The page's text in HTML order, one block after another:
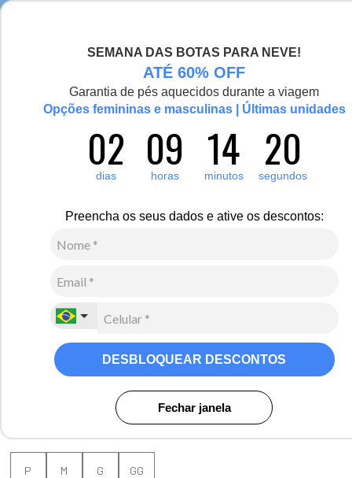
SEMANA DAS BOTAS PARA NEVE!
ATÉ 60% OFF
Garantia de pés aquecidos durante a viagem
Opções femininas e masculinas | Últimas unidades
02
dias 09
horas 14
minutos 20
segundos
Preencha os seus dados e ative os descontos:
DESBLOQUEAR DESCONTOS
Fechar janela
Vídeo
Acessórios Protetor de Orelha
Avaliações
para o frio inverno e neve
00
Ver Parcelas
(5% OFF no PIX/Boleto)
Preto / Cinza
P M G GG